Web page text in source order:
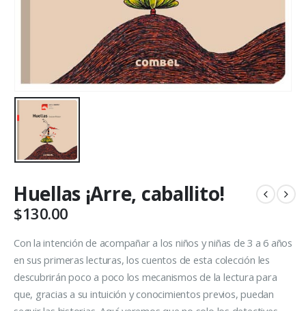
Huellas ¡Arre, caballito!
$130.00
Con la intención de acompañar a los niños y niñas de 3 a 6 años
en sus primeras lecturas, los cuentos de esta colección les
descubrirán poco a poco los mecanismos de la lectura para
que, gracias a su intuición y conocimientos previos, puedan